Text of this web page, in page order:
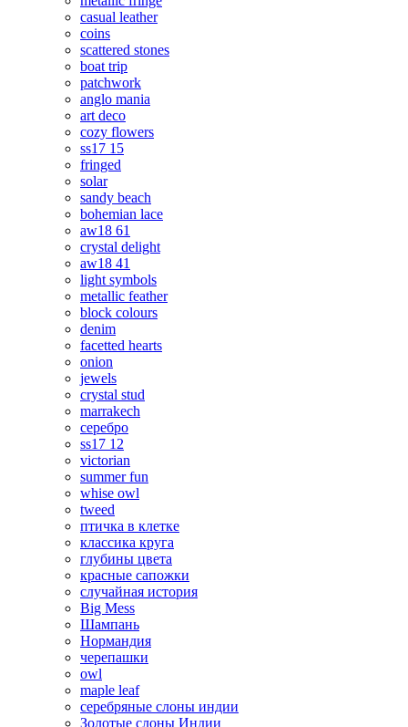
casual leather
coins
scattered stones
boat trip
patchwork
anglo mania
art deco
cozy flowers
ss17 15
fringed
solar
sandy beach
bohemian lace
aw18 61
crystal delight
aw18 41
light symbols
metallic feather
block colours
denim
facetted hearts
onion
jewels
crystal stud
marrakech
серебро
ss17 12
victorian
summer fun
whise owl
tweed
птичка в клетке
классика круга
глубины цвета
красные сапожки
случайная история
Big Mess
Шампань
Нормандия
черепашки
owl
maple leaf
серебряные слоны индии
Золотые слоны Индии